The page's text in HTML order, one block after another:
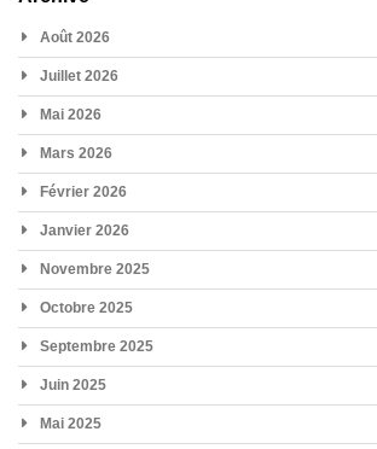
Août 2026
Juillet 2026
Mai 2026
Mars 2026
Février 2026
Janvier 2026
Novembre 2025
Octobre 2025
Septembre 2025
Juin 2025
Mai 2025